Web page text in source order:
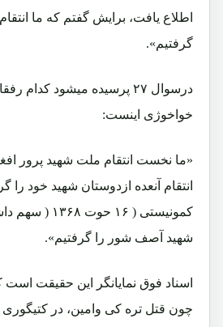
اطلاع یافت، برایش گفتم که ما
گرفتیم».
درسوال ۲۷ پرسیده میشود
خواخوژی اینست:
«ما نخست انتقام ملت شهید پرور
انتقام آنعده ازدوستان شهید خود را
کمونیستی ( ۱۶
شهید آصف شور را گرفتیم».
اسناد فوق نمایانگر این حقیقت
چون قتل تره کی وامین، در